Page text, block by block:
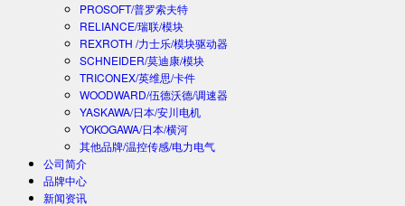
PROSOFT/普罗索夫特
RELIANCE/瑞联/模块
REXROTH /力士乐/模块驱动器
SCHNEIDER/莫迪康/模块
TRICONEX/英维思/卡件
WOODWARD/伍德沃德/调速器
YASKAWA/日本/安川电机
YOKOGAWA/日本/横河
其他品牌/温控传感/电力电气
公司简介
品牌中心
新闻资讯